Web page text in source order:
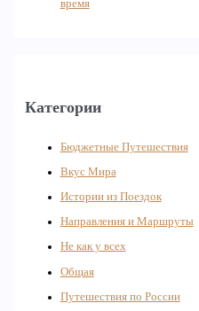
время
Категории
Бюджетные Путешествия
Вкус Мира
Истории из Поездок
Направления и Маршруты
Не как у всех
Общая
Путешествия по России